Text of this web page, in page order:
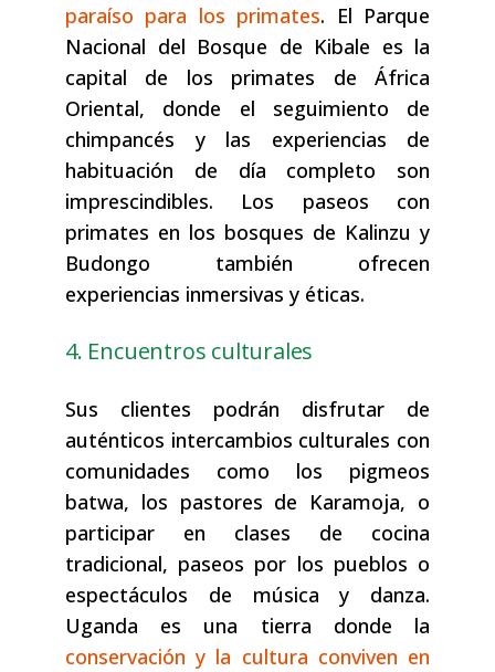
paraíso para los primates. El Parque
Nacional del Bosque de Kibale es la
capital de los primates de África
Oriental, donde el seguimiento de
chimpancés y las experiencias de
habituación de día completo son
imprescindibles. Los paseos con
primates en los bosques de Kalinzu y
Budongo también ofrecen
experiencias inmersivas y éticas.
4. Encuentros culturales
Sus clientes podrán disfrutar de
auténticos intercambios culturales con
comunidades como los pigmeos
batwa, los pastores de Karamoja, o
participar en clases de cocina
tradicional, paseos por los pueblos o
espectáculos de música y danza.
Uganda es una tierra donde la
conservación y la cultura conviven en